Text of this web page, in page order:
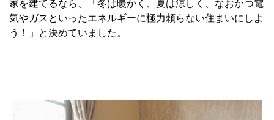
家を建てるなら、「冬は暖かく、夏は涼しく、なおかつ電
気やガスといったエネルギーに極力頼らない住まいにしよ
う！」と決めていました。